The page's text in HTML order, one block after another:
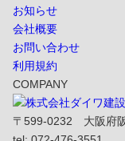
お知らせ
会社概要
お問い合わせ
利用規約
COMPANY
〒599-0232 大阪府